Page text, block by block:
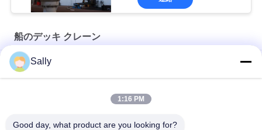
船のデッキ クレーン
先進的な海洋救助ボート デビットシステムAフレーム
Sally
1:16 PM
Good day, what product are you looking for?